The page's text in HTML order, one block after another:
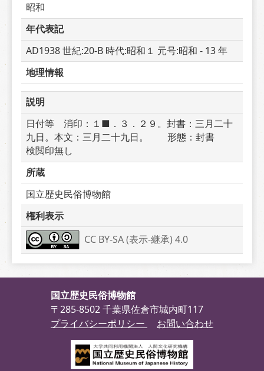
昭和
年代表記
AD1938 世紀:20-B 時代:昭和１ 元号:昭和 - 13 年
地理情報
説明
日付等　消印：１■．３．２９。封書：三月二十
九日。本文：三月二十九日。　　形態：封書
検閲印無し
所蔵
国立歴史民俗博物館
権利表示
CC BY-SA (表示-継承) 4.0
国立歴史民俗博物館
〒285-8502 千葉県佐倉市城内町117
プライバシーポリシー
お問い合わせ